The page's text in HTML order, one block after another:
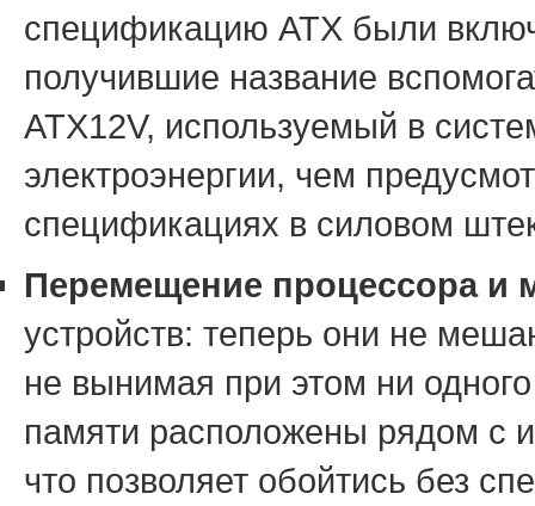
спецификацию ATX были
получившие название
ATX12V, используемый в
электроэнергии, чем
спецификациях в силовом
Перемещение процессора и
устройств: теперь они не
не вынимая при этом ни
памяти расположены рядом с
что позволяет обойтись без